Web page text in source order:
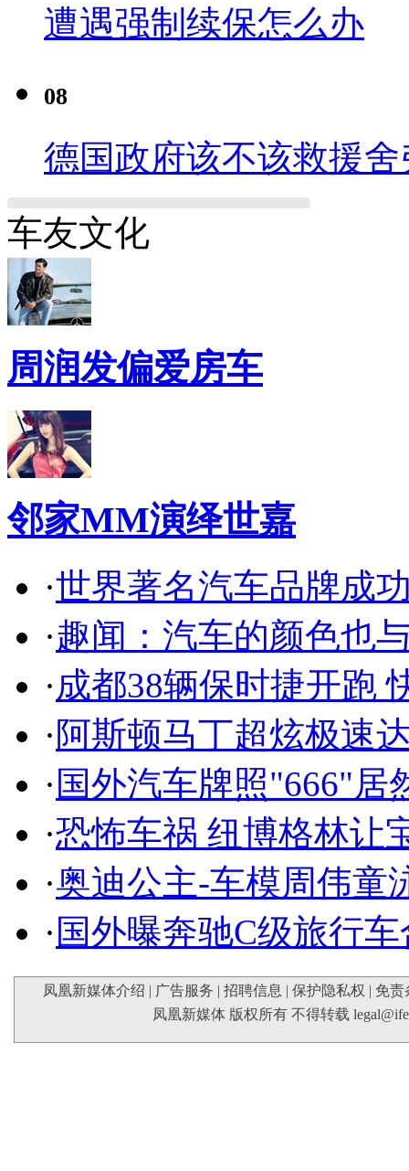
遭遇强制续保怎么办
08
德国政府该不该救援舍
车友文化
周润发偏爱房车
邻家MM演绎世嘉
·世界著名汽车品牌成
·趣闻：汽车的颜色也
·成都38辆保时捷开跑
·阿斯顿马丁超炫极速
· 国外汽车牌照"666"居
·恐怖车祸 纽博格林让
·奥迪公主-车模周伟童
· 国外曝奔驰C级旅行
凤凰新媒体介绍 | 广告服务 | 招聘信息 | 保护隐私权 | 免责
凤凰新媒体 版权所有 不得转载